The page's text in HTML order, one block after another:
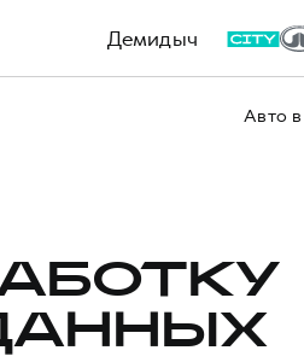
Демидыч
Авто